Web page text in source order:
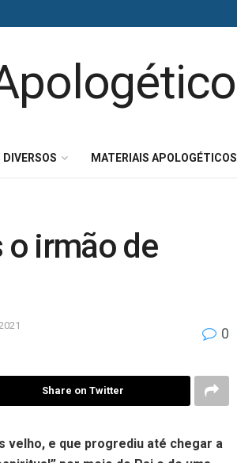
DIVERSOS MATERIAIS APOLOGÉTICOS
o irmão de
0
Share on Twitter
velho, e que progrediu até chegar a